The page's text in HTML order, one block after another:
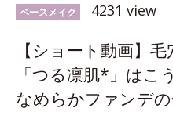
ベースメイク 4231 view
【ショート動画】
「つる凛肌*」はこ
なめらかファンデ